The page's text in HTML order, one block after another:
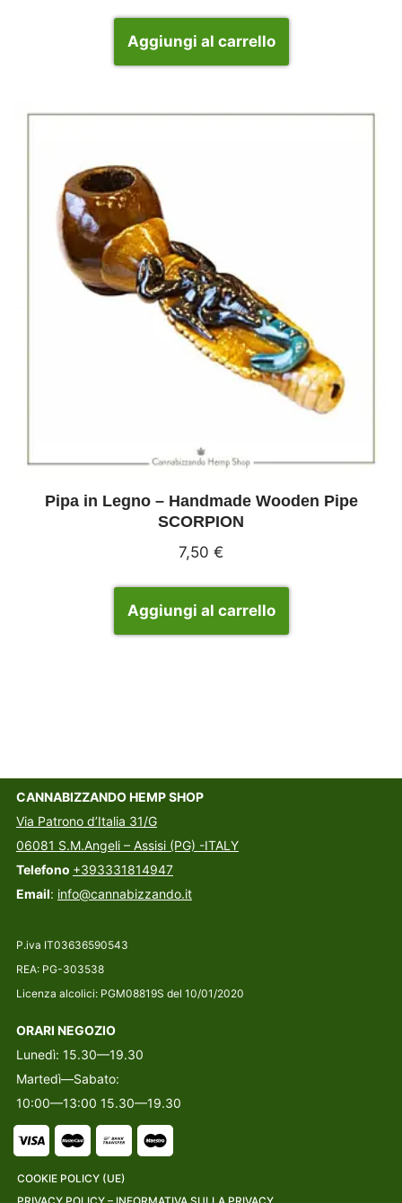
Aggiungi al carrello
Pipa in Legno – Handmade Wooden Pipe
SCORPION
7,50 €
Aggiungi al carrello
CANNABIZZANDO HEMP SHOP
Via Patrono d’Italia 31/G
06081 S.M.Angeli – Assisi (PG) -ITALY
Telefono +393331814947
Email: info@cannabizzando.it
P.iva IT03636590543
REA: PG-303538
Licenza alcolici: PGM08819S del 10/01/2020
ORARI NEGOZIO
Lunedì: 15.30—19.30
Martedì—Sabato:
10:00—13:00 15.30—19.30
COOKIE POLICY (UE)